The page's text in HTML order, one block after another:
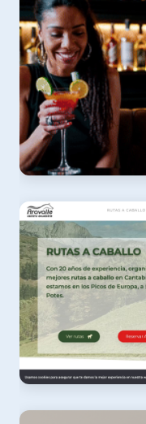
Ver web
WiMenu
×4 leads semanales
Ver caso